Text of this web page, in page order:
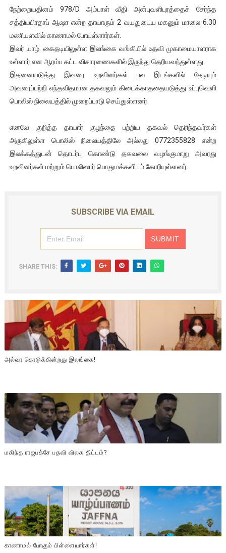
ஐ.நா முன்றலில் சீரற்ற காலநிலையிலும் தமிழின அழிப்பிற்கு
இளையராஜா – கமல் அவசர சந்திப்பு (படங்கள், விடியோ)
ஜனாதிபதி ஐக்கிய நாடுகளின் பொதுச் சபை கூட்டத்தில் இன்று
32 CM விநோத கன்றுக்குட்டி! (வீடியோ)
வலிமை தான் அஜித் திரைப்பயணத்திலே அதிக காலெக்ஷன் செய்த
நேற்றையதினம் 978/D அம்பாள் வீதி அன்புவளிபுரத்தைச் சேர்ந்த
சத்தியபிரதாப் ஆஷா என்ற தாயாரும் 2 வயதுடைய மகனும் மாலை 6.30
மணியளவில் காணாமல் போயுள்ளார்கள்.
இவர் யாழ். கைதடியிலுள்ள இலங்கை வங்கியில் உதவி முகாமையாளராக
உள்ளார் என ஆரம்ப கட்ட விசாரணைகளில் இருந்து தெரியவந்துள்ளது.
இதனையடுத்து இவரை உறவினர்கள் பல இடங்களில் தேடியும்
அவரைப்பற்றி எந்தவிதமான தகவலும் கிடைக்காததையடுத்து உப்புவெளி
பொலிஸ் நிலையத்தில் முறைப்பாடு செய்துள்ளனர்
எனவே குறித்த தாயார் குழந்தை பற்றிய தகவல் தெரிந்தவர்கள்
அருகிலுள்ள பொலிஸ் நிலையத்திலே அல்லது 0772355828 என்ற
இலக்கத்துடன் தொடர்பு கொண்டு தகவலை வழங்குமாறு அவரது
உறவினர்கள் மற்றும் பொலிஸார் பொதுமக்களிடம் கோரியுள்ளனர்.
SUBSCRIBE VIA EMAIL
SHARE THIS:
அல்வா கொடுக்கின்றது இலங்கை!
மகிந்த ராஜபக்சே பதவி விலக திட்டம்?
காணாமல் போகும் பிள்ளையார்கள்!